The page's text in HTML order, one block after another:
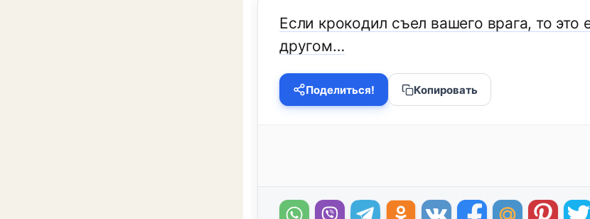
Если крокодил съел вашего врага, то это
другом…
Поделиться! Копировать